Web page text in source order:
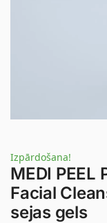
Izpārdošana!
MEDI PEEL
Facial
sejas gels